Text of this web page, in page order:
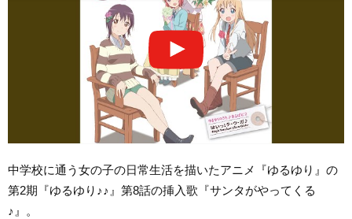
中学校に通う女の子の日常生活を描いたアニメ『ゆるゆり』の
第2期『ゆるゆり♪♪』第8話の挿入歌『サンタがやってくる
♪』。